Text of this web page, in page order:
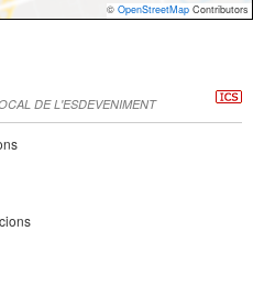
© OpenStreetMap Contributors
DE L'ESDEVENIMENT